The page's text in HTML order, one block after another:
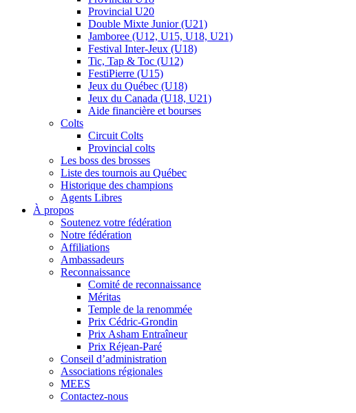
Provincial U20
Double Mixte Junior (U21)
Jamboree (U12, U15, U18, U21)
Festival Inter-Jeux (U18)
Tic, Tap & Toc (U12)
FestiPierre (U15)
Jeux du Québec (U18)
Jeux du Canada (U18, U21)
Aide financière et bourses
Colts
Circuit Colts
Provincial colts
Les boss des brosses
Liste des tournois au Québec
Historique des champions
Agents Libres
À propos
Soutenez votre fédération
Notre fédération
Affiliations
Ambassadeurs
Reconnaissance
Comité de reconnaissance
Méritas
Temple de la renommée
Prix Cédric-Grondin
Prix Asham Entraîneur
Prix Réjean-Paré
Conseil d’administration
Associations régionales
MEES
Contactez-nous